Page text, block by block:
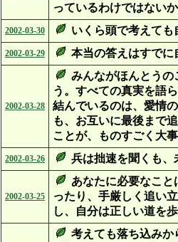
っているわけではない
2002-03-30 いくら頭で考えて
2002-03-29 本当の答えはすでに
2002-03-28
みんながほんとうの
う。すべての真実を語
結んでいるのは、愛情
も、お互いに最後まで
ことが、ものすごく大
2002-03-26 兵は拙速を聞くも、
2002-03-25
あなたに必要なこ
ったり、手厳しく追い
し、自分は正しい道を
考えても落ち込みか